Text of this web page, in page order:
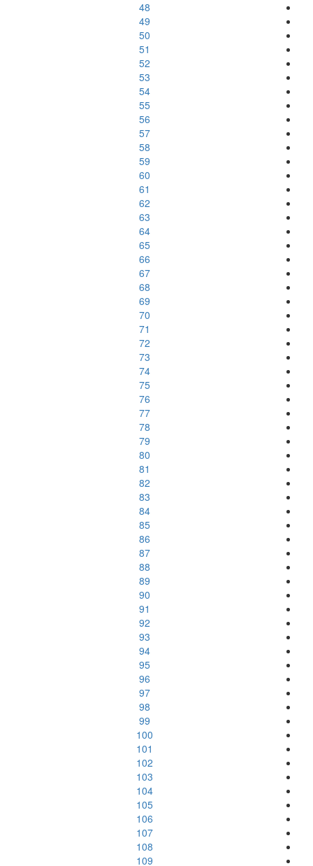
48
49
50
51
52
53
54
55
56
57
58
59
60
61
62
63
64
65
66
67
68
69
70
71
72
73
74
75
76
77
78
79
80
81
82
83
84
85
86
87
88
89
90
91
92
93
94
95
96
97
98
99
100
101
102
103
104
105
106
107
108
109